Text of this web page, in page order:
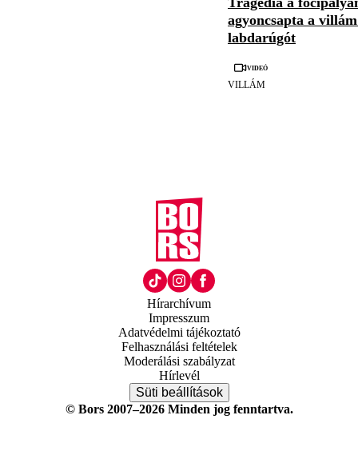
agyoncsapta a
labdarúgót
Videó
VILLÁM
Hírarchívum
Impresszum
Adatvédelmi tájékoztató
Felhasználási feltételek
Moderálási szabályzat
Hírlevél
Süti beállítások
© Bors 2007–2026 Minden jog fenntartva.